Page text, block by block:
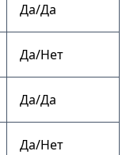
Да/Да
Да/Нет
Да/Да
Да/Нет